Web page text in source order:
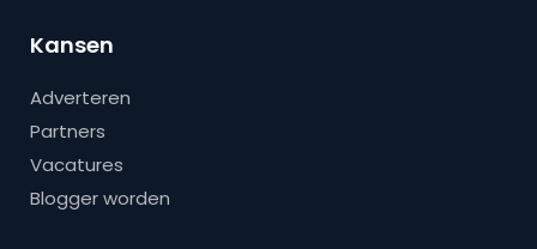
Kansen
Adverteren
Partners
Vacatures
Blogger worden